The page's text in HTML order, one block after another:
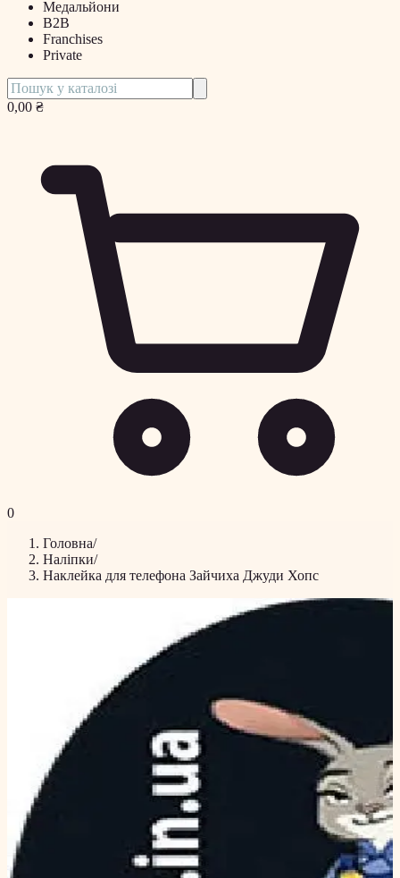
Медальйони
B2B
Franchises
Private
0,00 ₴
0
Головна/
Наліпки/
Наклейка для телефона Зайчиха Джуди Хопс